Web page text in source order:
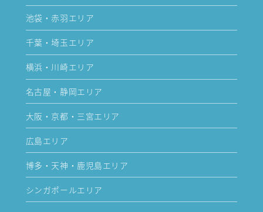
池袋・赤羽エリア
千葉・埼玉エリア
横浜・川崎エリア
名古屋・静岡エリア
大阪・京都・三宮エリア
広島エリア
博多・天神・鹿児島エリア
シンガポールエリア